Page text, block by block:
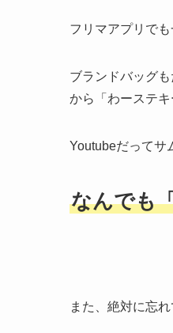
フリマアプリで
ブランドバッグ
から「わーステキ
Youtubeだってサ
なんでも
また、絶対に忘